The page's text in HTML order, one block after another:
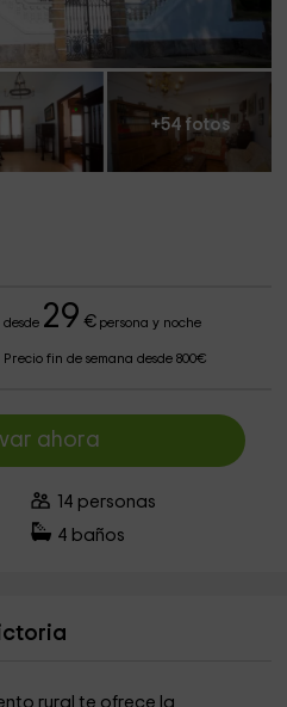
+54 fotos
desde 29 €persona y noche
Precio fin de semana desde 800€
ahora
14 personas
4 baños
rural te ofrece la